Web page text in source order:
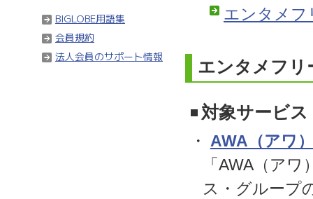
エンタメフ
エンタメフリ
対象サービス
・ AWA（アワ）
「AWA（ア
ス・グループ
BIGLOBE用語集
会員規約
法人会員のサポート情報